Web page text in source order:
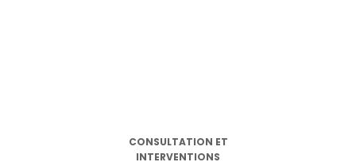
CONSULTATION ET
INTERVENTIONS